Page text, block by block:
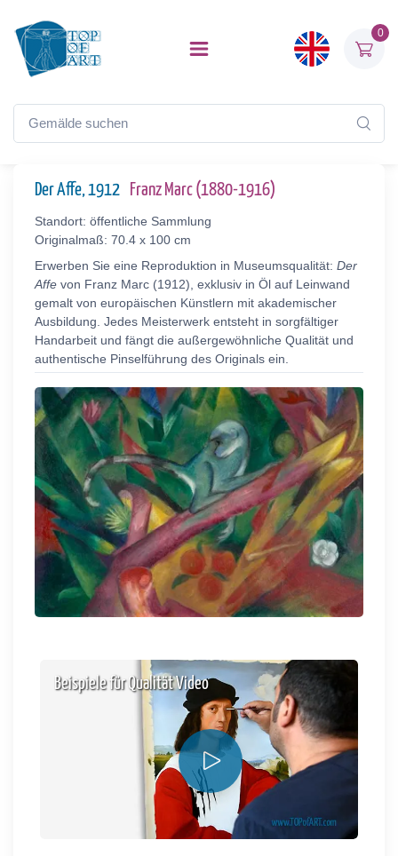
0
Der Affe, 1912 Franz Marc (1880-1916)
Standort: öffentliche Sammlung
Originalmaß: 70.4 x 100 cm
Erwerben Sie eine Reproduktion in Museumsqualität: Der
Affe von Franz Marc (1912), exklusiv in Öl auf Leinwand
gemalt von europäischen Künstlern mit akademischer
Ausbildung. Jedes Meisterwerk entsteht in sorgfältiger
Handarbeit und fängt die außergewöhnliche Qualität und
authentische Pinselführung des Originals ein.
Beispiele für Qualität Video